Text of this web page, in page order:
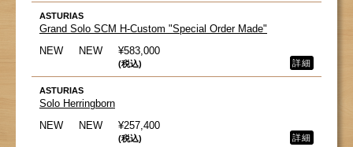
ASTURIAS
Grand Solo SCM H-Custom "Special Order Made"
NEW
NEW ¥583,000
(税込) 詳細
ASTURIAS
Solo Herringborn
NEW
NEW ¥257,400
(税込) 詳細